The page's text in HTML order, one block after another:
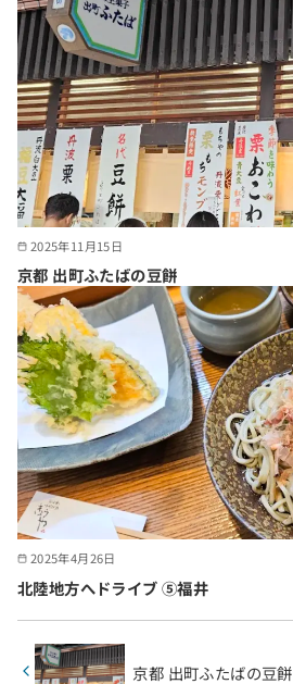
2025年11月15日
京都 出町ふたばの豆餅
2025年4月26日
北陸地方へドライブ ⑤福井
京都 出町ふたばの豆餅